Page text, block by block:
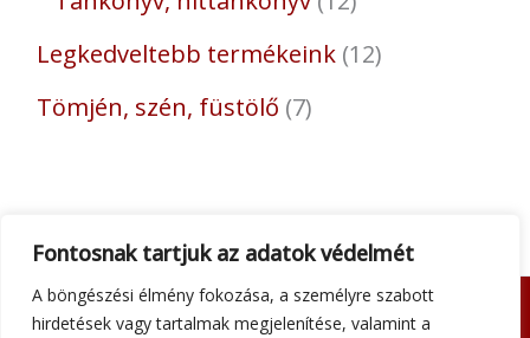
Fontosnak tartjuk az adatok védelmét
A böngészési élmény fokozása, a személyre szabott
hirdetések vagy tartalmak megjelenítése, valamint a
Legkedveltebb termékeink 12
Tömjén, szén, füstölő 7